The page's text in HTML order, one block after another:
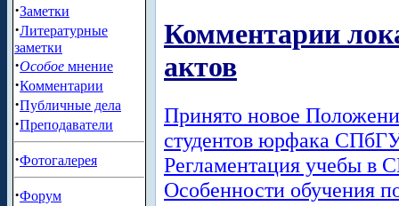
·Заметки
·Литературные
заметки
·Особое мнение
·Комментарии
·Публичные дела
·Преподаватели
·Фотогалерея
·Форум
Комментарии
актов
Принято новое
студентов юрфака
Регламентация учебы в
Особенности обучения